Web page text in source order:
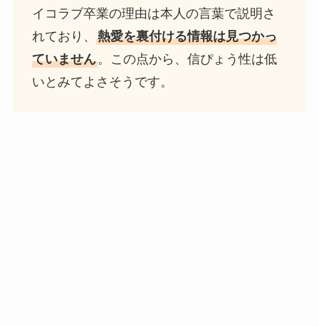
イコラブ卒業の理由は本人の言葉で説明さ
れており、 熱愛を裏付ける情報は見つかっ
ていません。この点から、信ぴょう性は低
いとみてよさそうです。